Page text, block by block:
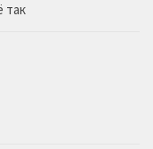
так